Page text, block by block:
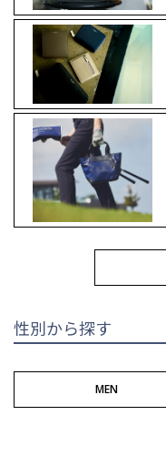
ショルダーバッグ
リミテッドモデル
ゴルフ
性別から探す
MEN